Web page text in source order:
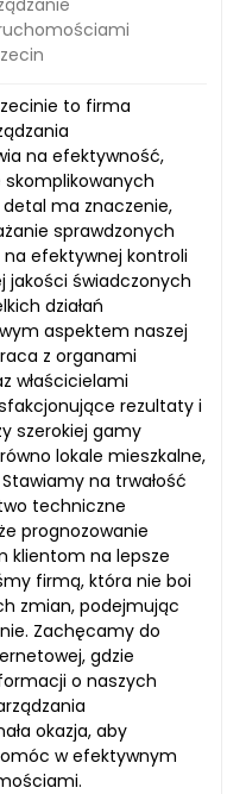
to firma
na efektywność,
skomplikowanych
ma znaczenie,
sprawdzonych
efektywnej kontroli
jakości świadczonych
działań
aspektem naszej
z organami
właścicielami
rezultaty i
szerokiej gamy
lokale mieszkalne,
na trwałość
techniczne
prognozowanie
klientom na lepsze
firmą, która nie boi
zmian, podejmując
Zachęcamy do
gdzie
o naszych
okazja, aby
w efektywnym